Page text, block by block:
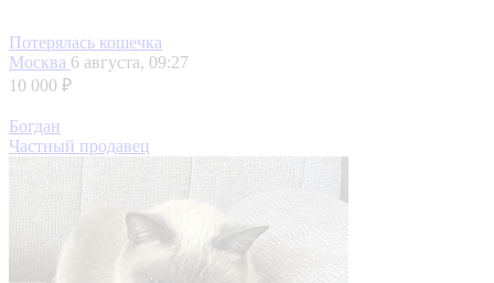
Потерялась кошечка
Москва 6 августа, 09:27
10 000 ₽
Богдан
Частный продавец